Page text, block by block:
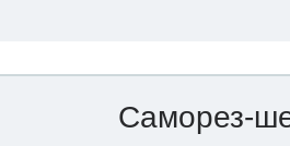
Саморез-